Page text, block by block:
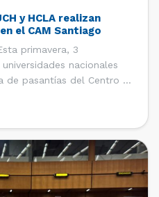
y HCLA realizan
el CAM Santiago
primavera, 3
nacionales
pasantías del Centro de
de noviembre y el 30 de
Ingrid Ivania […]